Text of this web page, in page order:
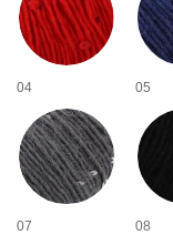
04 05
07 08